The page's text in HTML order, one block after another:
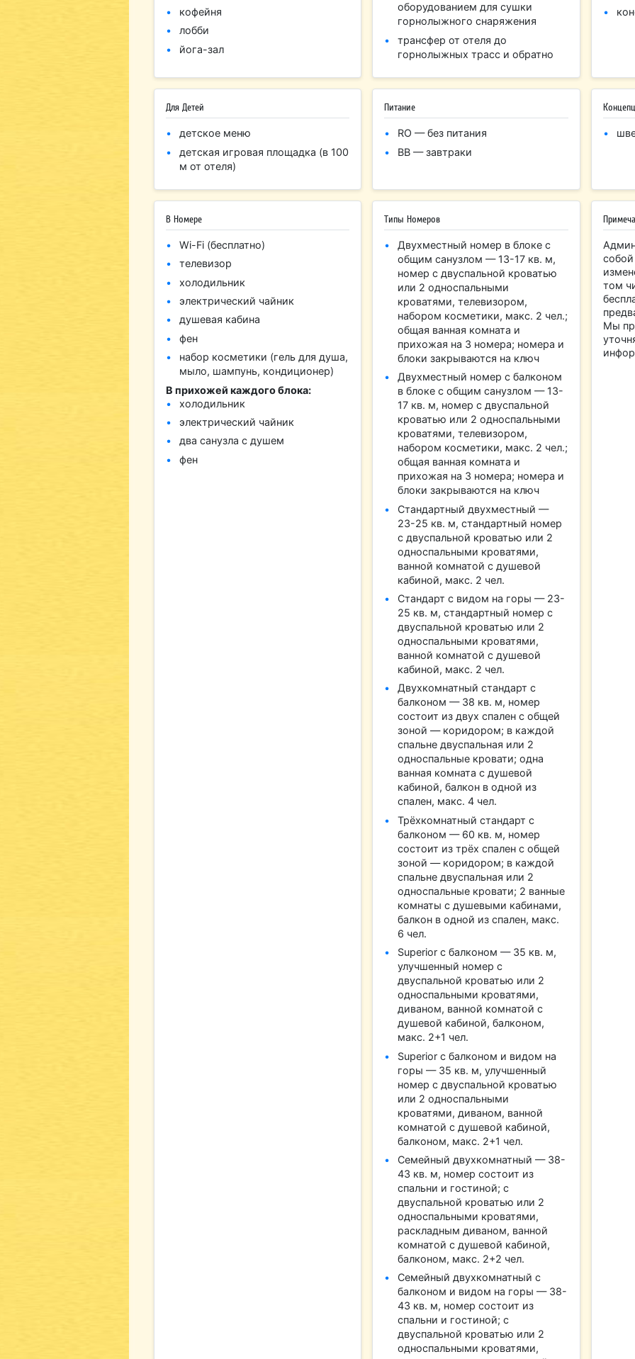
кофейня
лобби
йога-зал
оборудованием для сушки
горнолыжного снаряжения
трансфер от отеля до
горнолыжных трасс и обратно
Для Детей
детское меню
детская игровая площадка (в 100
м от отеля)
Питание
RO — без питания
BB — завтраки
В Номере
Wi-Fi (бесплатно)
телевизор
холодильник
электрический чайник
душевая кабина
фен
набор косметики (гель для душа,
мыло, шампунь, кондиционер)
В прихожей каждого блока:
холодильник
электрический чайник
два санузла с душем
фен
Типы Номеров
Двухместный номер в блоке с
общим санузлом — 13-17 кв. м,
номер с двуспальной кроватью
или 2 односпальными
кроватями, телевизором,
набором косметики, макс. 2 чел.;
общая ванная комната и
прихожая на 3 номера; номера и
блоки закрываются на ключ
Двухместный номер с балконом
в блоке с общим санузлом — 13-
17 кв. м, номер с двуспальной
кроватью или 2 односпальными
кроватями, телевизором,
набором косметики, макс. 2 чел.;
общая ванная комната и
прихожая на 3 номера; номера и
блоки закрываются на ключ
Стандартный двухместный —
23-25 кв. м, стандартный номер
с двуспальной кроватью или 2
односпальными кроватями,
ванной комнатой с душевой
кабиной, макс. 2 чел.
Стандарт с видом на горы — 23-
25 кв. м, стандартный номер с
двуспальной кроватью или 2
односпальными кроватями,
ванной комнатой с душевой
кабиной, макс. 2 чел.
Двухкомнатный стандарт с
балконом — 38 кв. м, номер
состоит из двух спален с общей
зоной — коридором; в каждой
спальне двуспальная или 2
односпальные кровати; одна
ванная комната с душевой
кабиной, балкон в одной из
спален, макс. 4 чел.
Трёхкомнатный стандарт с
балконом — 60 кв. м, номер
состоит из трёх спален с общей
зоной — коридором; в каждой
спальне двуспальная или 2
односпальные кровати; 2 ванные
комнаты с душевыми кабинами,
балкон в одной из спален, макс.
6 чел.
Superior с балконом — 35 кв. м,
улучшенный номер с
двуспальной кроватью или 2
односпальными кроватями,
диваном, ванной комнатой с
душевой кабиной, балконом,
макс. 2+1 чел.
Superior с балконом и видом на
горы — 35 кв. м, улучшенный
номер с двуспальной кроватью
или 2 односпальными
кроватями, диваном, ванной
комнатой с душевой кабиной,
балконом, макс. 2+1 чел.
Семейный двухкомнатный — 38-
43 кв. м, номер состоит из
спальни и гостиной; с
двуспальной кроватью или 2
односпальными кроватями,
раскладным диваном, ванной
комнатой с душевой кабиной,
балконом, макс. 2+2 чел.
Семейный двухкомнатный с
балконом и видом на горы — 38-
43 кв. м, номер состоит из
спальни и гостиной; с
двуспальной кроватью или 2
односпальными кроватями,
том
Мы